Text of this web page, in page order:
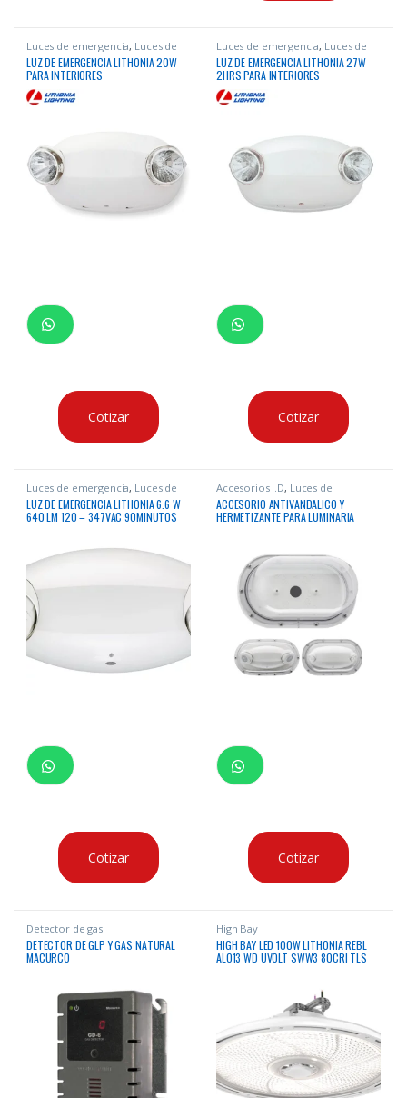
Luces de emergencia, Luces de
Emergencia
LUZ DE EMERGENCIA LITHONIA 20W
PARA INTERIORES
Cotizar
Luces de emergencia, Luces de
Emergencia
LUZ DE EMERGENCIA LITHONIA 27W
2HRS PARA INTERIORES
Cotizar
Luces de emergencia, Luces de
Emergencia
LUZ DE EMERGENCIA LITHONIA 6.6 W
640 LM 120 – 347VAC 90MINUTOS
Cotizar
Accesorios I.D, Luces de
Emergencia,Luces de
emergencia
ACCESORIO ANTIVANDALICO Y
HERMETIZANTE PARA LUMINARIA
Cotizar
Detector de gas
DETECTOR DE GLP Y GAS NATURAL
MACURCO
High Bay
HIGH BAY LED 100W LITHONIA REBL
ALO13 WD UVOLT SWW3 80CRI TLS
PIR CERTIFICACION UL, IP66 & NEMA